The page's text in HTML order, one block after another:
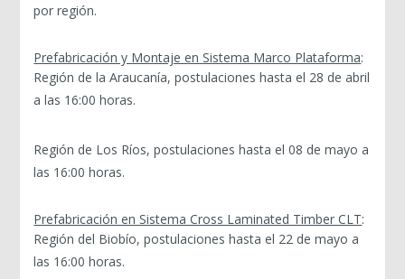
por región.
Prefabricación y Montaje en Sistema Marco Plataforma:
Región de la Araucanía, postulaciones hasta el 28 de abril
a las 16:00 horas.
Región de Los Ríos, postulaciones hasta el 08 de mayo a
las 16:00 horas.
Prefabricación en Sistema Cross Laminated Timber CLT:
Región del Biobío, postulaciones hasta el 22 de mayo a
las 16:00 horas.